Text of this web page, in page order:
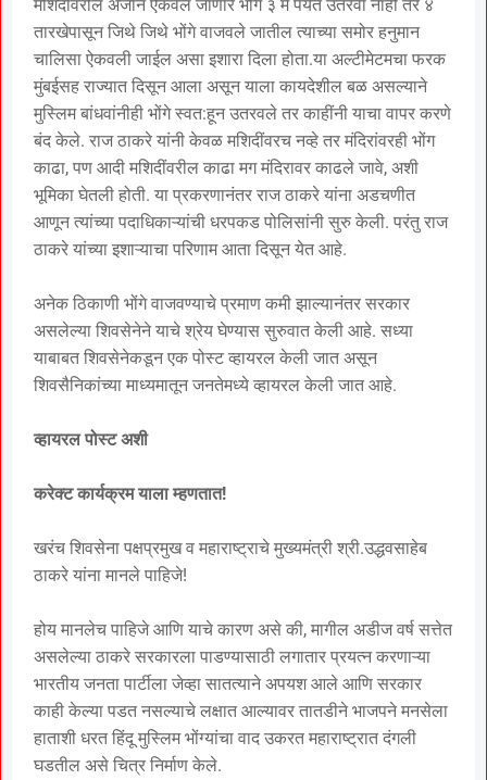
मशिदींवरील अजान ऐकवले जाणारे भोंगे ३ मे पर्यंत उतरवा नाही तर ४
तारखेपासून जिथे जिथे भोंगे वाजवले जातील त्याच्या समोर हनुमान
चालिसा ऐकवली जाईल असा इशारा दिला होता.या अल्टीमेटमचा फरक
मुंबईसह राज्यात दिसून आला असून याला कायदेशील बळ असल्याने
मुस्लिम बांधवांनीही भोंगे स्वत:हून उतरवले तर काहींनी याचा वापर करणे
बंद केले. राज ठाकरे यांनी केवळ मशिदींवरच नव्हे तर मंदिरांवरही भोंग
काढा, पण आदी मशिदींवरील काढा मग मंदिरावर काढले जावे, अशी
भूमिका घेतली होती. या प्रकरणानंतर राज ठाकरे यांना अडचणीत
आणून त्यांच्या पदाधिकाऱ्यांची धरपकड पोलिसांनी सुरु केली. परंतु राज
ठाकरे यांच्या इशाऱ्याचा परिणाम आता दिसून येत आहे.
अनेक ठिकाणी भोंगे वाजवण्याचे प्रमाण कमी झाल्यानंतर सरकार
असलेल्या शिवसेनेने याचे श्रेय घेण्यास सुरुवात केली आहे. सध्या
याबाबत शिवसेनेकडून एक पोस्ट व्हायरल केली जात असून
शिवसैनिकांच्या माध्यमातून जनतेमध्ये व्हायरल केली जात आहे.
व्हायरल पोस्ट अशी
करेक्ट कार्यक्रम याला म्हणतात!
खरंच शिवसेना पक्षप्रमुख व महाराष्ट्राचे मुख्यमंत्री श्री.उद्धवसाहेब
ठाकरे यांना मानले पाहिजे!
होय मानलेच पाहिजे आणि याचे कारण असे की, मागील अडीज वर्ष सत्तेत
असलेल्या ठाकरे सरकारला पाडण्यासाठी लगातार प्रयत्न करणाऱ्या
भारतीय जनता पार्टीला जेव्हा सातत्याने अपयश आले आणि सरकार
काही केल्या पडत नसल्याचे लक्षात आल्यावर तातडीने भाजपने मनसेला
हाताशी धरत हिंदू मुस्लिम भोंग्यांचा वाद उकरत महाराष्ट्रात दंगली
घडतील असे चित्र निर्माण केले.